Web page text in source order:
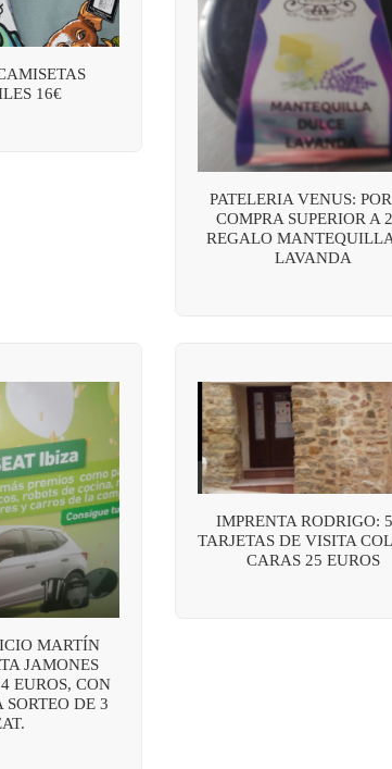
16€
PATELERIA VENUS:
COMPRA SUPERIOR A
REGALO
LAVANDA
MARTÍN
JAMONES
EUROS, CON
DE 3
IMPRENTA RODRIGO:
TARJETAS DE VISITA
CARAS 25 EUROS